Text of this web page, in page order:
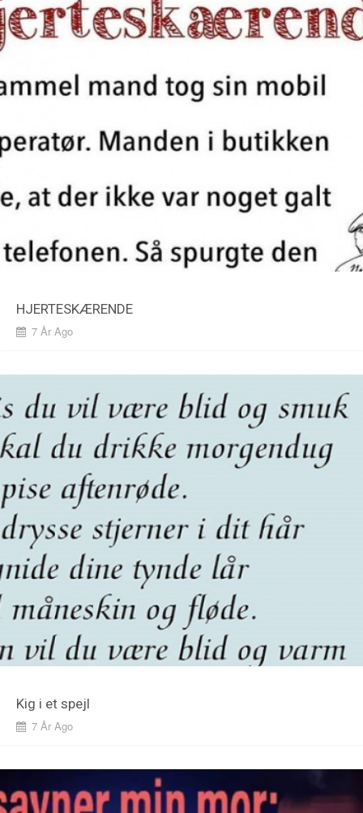
HJERTESKÆRENDE
7 År Ago
Kig i et spejl
7 År Ago